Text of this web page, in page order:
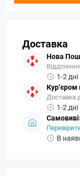
Доставка
Нова
1-2 дні
Кур’єром
Доставка
1-2 дні
В